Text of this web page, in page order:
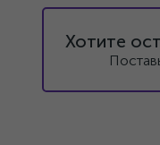
Хотите